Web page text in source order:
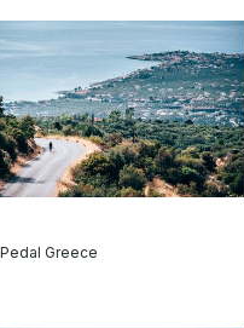
JPG
Pedal Greece